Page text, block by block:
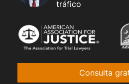
tráfico
Consulta